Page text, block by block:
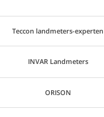
Teccon landmeters-experten
INVAR Landmeters
ORISON